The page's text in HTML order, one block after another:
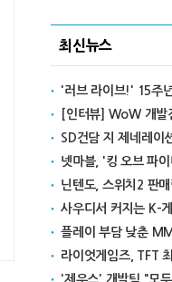
최신뉴스
라이엇게임즈, TFT